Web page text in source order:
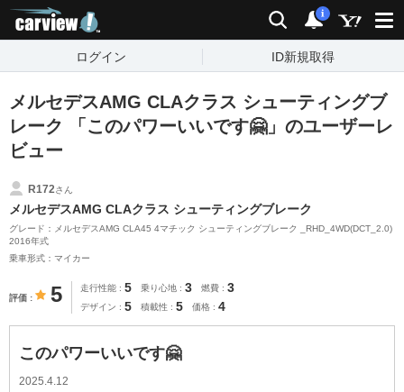
検索 通知
i
ログイン ID新規取得
メルセデスAMG CLAクラス シューティングブ
レーク 「このパワーいいです🤗」のユーザーレ
ビュー
R172さん
メルセデスAMG CLAクラス シューティングブレーク
グレード：メルセデスAMG CLA45 4マチック シューティングブレーク _RHD_4WD(DCT_2.0)
2016年式
乗車形式：マイカー
評価 5 走行性能 5 乗り心地 3 燃費 3
デザイン 5 積載性 5 価格 4
このパワーいいです🤗
2025.4.12